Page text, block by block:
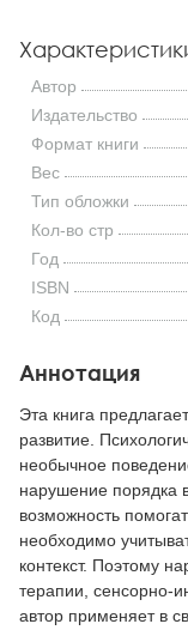
Автор
Издательство
Формат книги
Вес
Тип обложки
Кол-во стр
Год
ISBN
Код
Аннотация
Эта книга
развитие.
необычное
нарушение порядка
возможность
необходимо
контекст. Поэтому
терапии, сенсорно-
автор применяет в